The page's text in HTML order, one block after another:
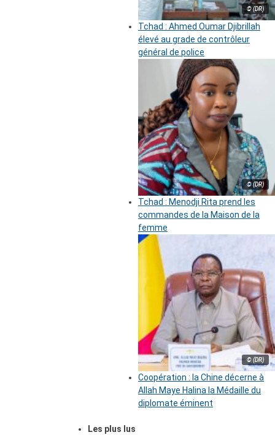
© (DR)
Tchad : Ahmed Oumar Djibrillah
élevé au grade de contrôleur
général de police
© (DR)
Tchad : Menodji Rita prend les
commandes de la Maison de la
femme
© (DR)
Coopération : la Chine décerne à
Allah Maye Halina la Médaille du
diplomate éminent
Les plus lus